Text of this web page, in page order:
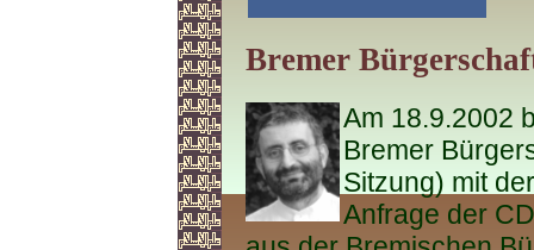
Bremer
Am 18.9.2002
Bremer
Sitzung) mit
Anfrage der